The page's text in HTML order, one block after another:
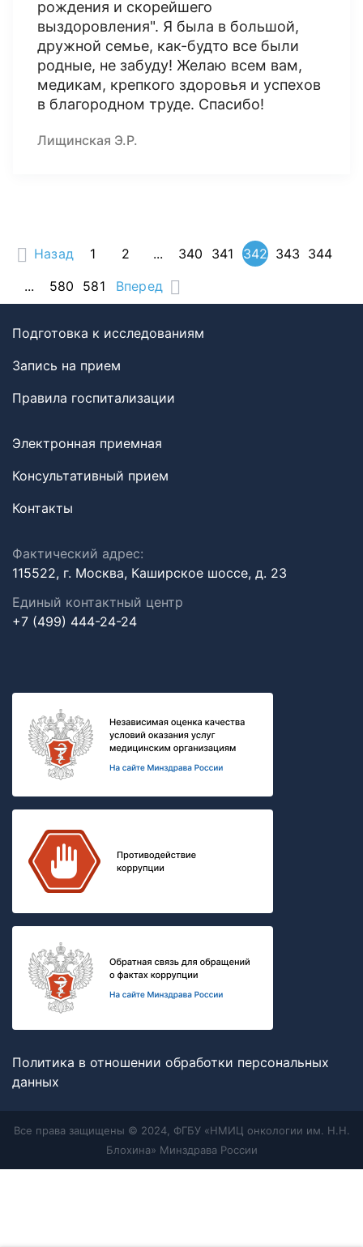
рождения и скорейшего
выздоровления". Я была в большой,
дружной семье, как-будто все были
родные, не забуду! Желаю всем вам,
медикам, крепкого здоровья и успехов
в благородном труде. Спасибо!
Лищинская Э.Р.
Назад 1 2 ... 340 341 342 343 344
...
580 581 Вперед
Подготовка к исследованиям
Запись на прием
Правила госпитализации
Электронная приемная
Консультативный прием
Контакты
Фактический адрес:
115522, г. Москва, Каширское шоссе, д. 23
Единый контактный центр
+7 (499) 444-24-24
Политика в отношении обработки персональных
данных
Все права защищены © 2024, ФГБУ «НМИЦ онкологии им. Н.Н.
Блохина» Минздрава России